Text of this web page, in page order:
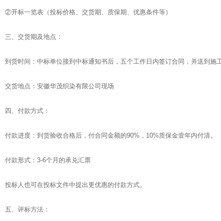
②开标一览表（投标价格、交货期、质保期、优惠条件等）
三、交货期及地点：
到货时间：中标单位接到中标通知书后，五个工作日内签订合同，并送到施
交货地点：安徽华茂织染有限公司现场
四、付款方式：
付款进度：到货验收合格后，付合同金额的90%，10%质保金壹年内付清。
付款形式：3-6个月的承兑汇票
投标人也可在投标文件中提出更优惠的付款方式。
五、评标方法：